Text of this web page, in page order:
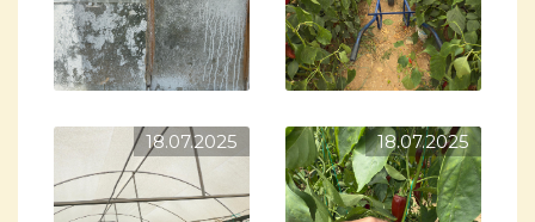
18.07.2025 18.07.2025